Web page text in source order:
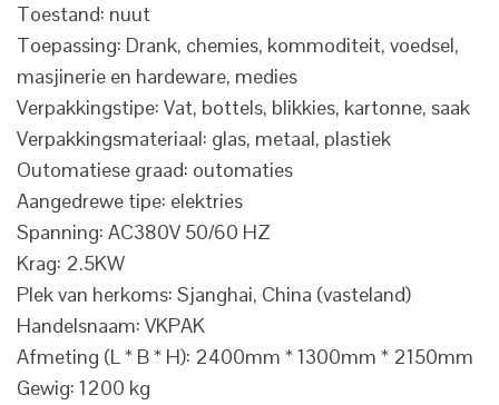
Toestand: nuut
Toepassing: Drank, chemies, kommoditeit, voedsel,
masjinerie en hardeware, medies
Verpakkingstipe: Vat, bottels, blikkies, kartonne, saak
Verpakkingsmateriaal: glas, metaal, plastiek
Outomatiese graad: outomaties
Aangedrewe tipe: elektries
Spanning: AC380V 50/60 HZ
Krag: 2.5KW
Plek van herkoms: Sjanghai, China (vasteland)
Handelsnaam: VKPAK
Afmeting (L * B * H): 2400mm * 1300mm * 2150mm
Gewig: 1200 kg